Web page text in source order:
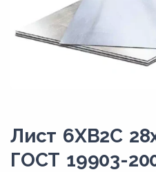
Лист 6ХВ2С
ГОСТ 19903-